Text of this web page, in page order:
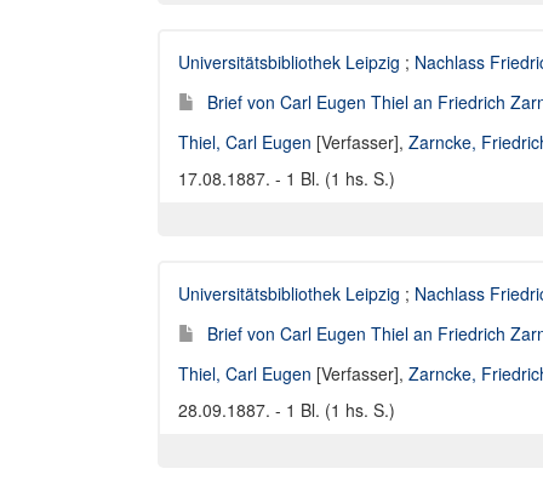
Universitätsbibliothek Leipzig ; Nachlass
Brief von Carl Eugen Thiel an Friedrich
Thiel, Carl Eugen [Verfasser], Zarncke,
17.08.1887. - 1 Bl. (1 hs. S.)
Universitätsbibliothek Leipzig ; Nachlass
Brief von Carl Eugen Thiel an Friedrich
Thiel, Carl Eugen [Verfasser], Zarncke,
28.09.1887. - 1 Bl. (1 hs. S.)